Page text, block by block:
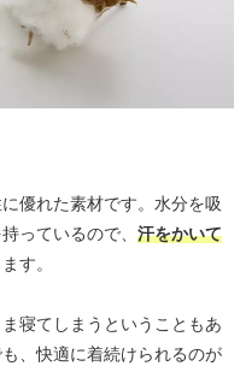
優れた素材です。水分を吸
っているので、 汗をかいて
す。
寝てしまうということもあ
、快適に着続けられるのが